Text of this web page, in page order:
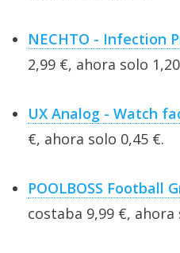
NECHTO - Infection
2,99 €, ahora solo
UX Analog - Watch
€, ahora solo 0,45 €.
POOLBOSS Football
costaba 9,99 €, ahora